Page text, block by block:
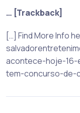
… [Trackback]
[…] Find More Info
acontece-hoje-
tem-concurso-de-